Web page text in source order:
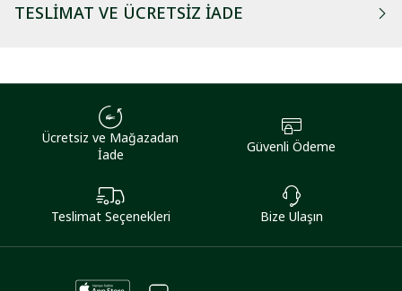
TESLIMAT VE ÜCRETSIZ İADE
Ücretsiz ve Mağazadan
İade
Güvenli Ödeme
Teslimat Seçenekleri Bize Ulaşın